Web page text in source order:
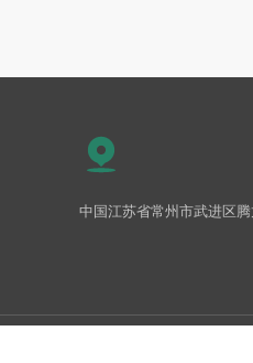
中国江苏省常州市武进区